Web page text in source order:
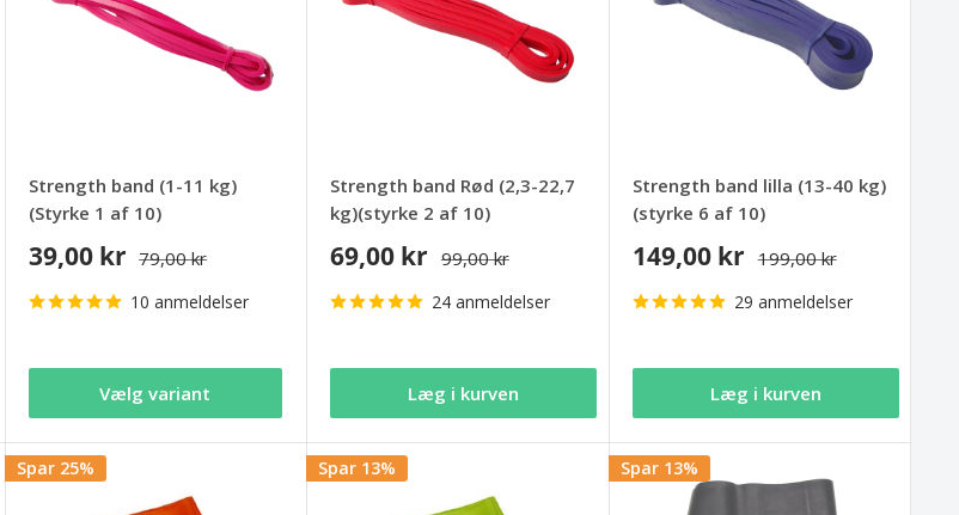
Strength band (1-11 kg)
(Styrke 1 af 10)
39,00 kr 79,00 kr
10 anmeldelser
Vælg variant
Strength band Rød (2,3-22,7
kg)(styrke 2 af 10)
69,00 kr 99,00 kr
24 anmeldelser
Læg i kurven
Strength band lilla (13-40 kg)
(styrke 6 af 10)
149,00 kr 199,00 kr
29 anmeldelser
Læg i kurven
Spar 25% Spar 13% Spar 13%